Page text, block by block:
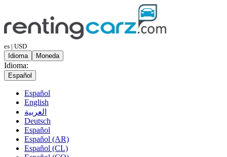
es | USD
Idioma
Moneda
Idioma:
Español
Español
English
العربية
Deutsch
Español
Español (AR)
Español (CL)